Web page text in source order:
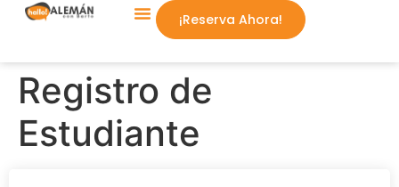
¡Reserva Ahora!
Registro de
Estudiante